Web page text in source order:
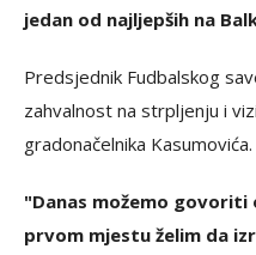
jedan od najljepših na
Predsjednik Fudbalskog
zahvalnost na strpljenju i
gradonačelnika Kasumovića.
"Danas možemo
prvom mjestu želim da